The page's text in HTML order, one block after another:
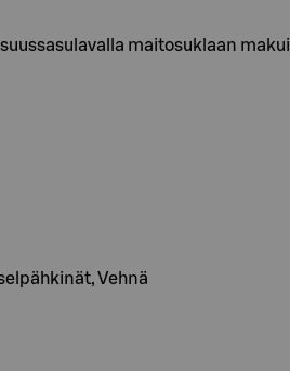
maitosuklaan
Vehnä